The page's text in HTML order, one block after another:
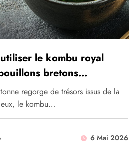
le kombu royal
bretons
regorge de trésors issus de la
le kombu…
6 Mai 2026